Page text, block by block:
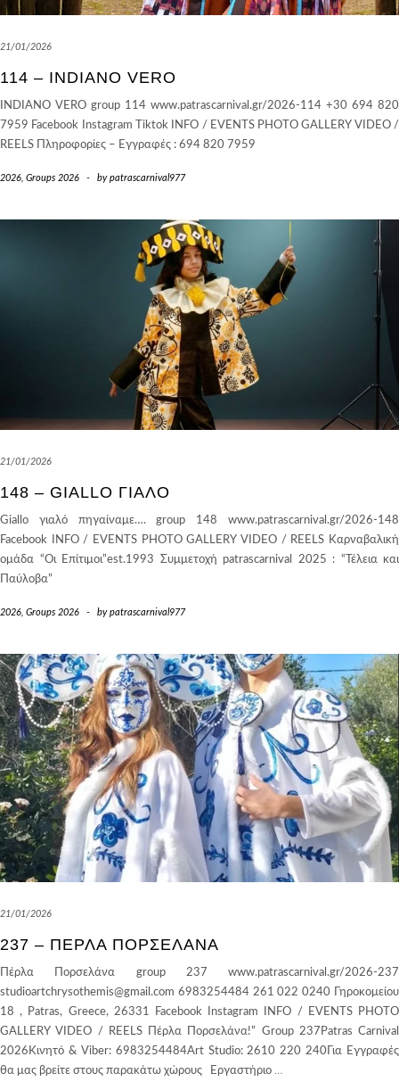
21/01/2026
114 – INDIANO VERO
INDIANO VERO group 114 www.patrascarnival.gr/2026-114 +30 694 820
7959 Facebook Instagram Tiktok INFO / EVENTS PHOTO GALLERY VIDEO /
REELS Πληροφορίες – Εγγραφές : 694 820 7959
2026 Groups 2026 - bypatrascarnival977
21/01/2026
148 – GIALLO ΓΙΑΛΌ
Giallo γιαλό πηγαίναμε…. group 148 www.patrascarnival.gr/2026-148
Facebook INFO / EVENTS PHOTO GALLERY VIDEO / REELS Καρναβαλική
ομάδα “Οι Επίτιμοι”est.1993 Συμμετοχή patrascarnival 2025 : “Τέλεια και
Παύλοβα”
2026 Groups 2026 - bypatrascarnival977
21/01/2026
237 – ΠΈΡΛΑ ΠΟΡΣΕΛΆΝΑ
Πέρλα Πορσελάνα group 237 www.patrascarnival.gr/2026-237
studioartchrysothemis@gmail.com 6983254484 261 022 0240 Γηροκομείου
18 , Patras, Greece, 26331 Facebook Instagram INFO / EVENTS PHOTO
GALLERY VIDEO / REELS Πέρλα Πορσελάνα!” Group 237Patras Carnival
2026Κινητό & Viber: 6983254484Art Studio: 2610 220 240Για Εγγραφές
θα μας βρείτε στους παρακάτω χώρους Εργαστήριο …